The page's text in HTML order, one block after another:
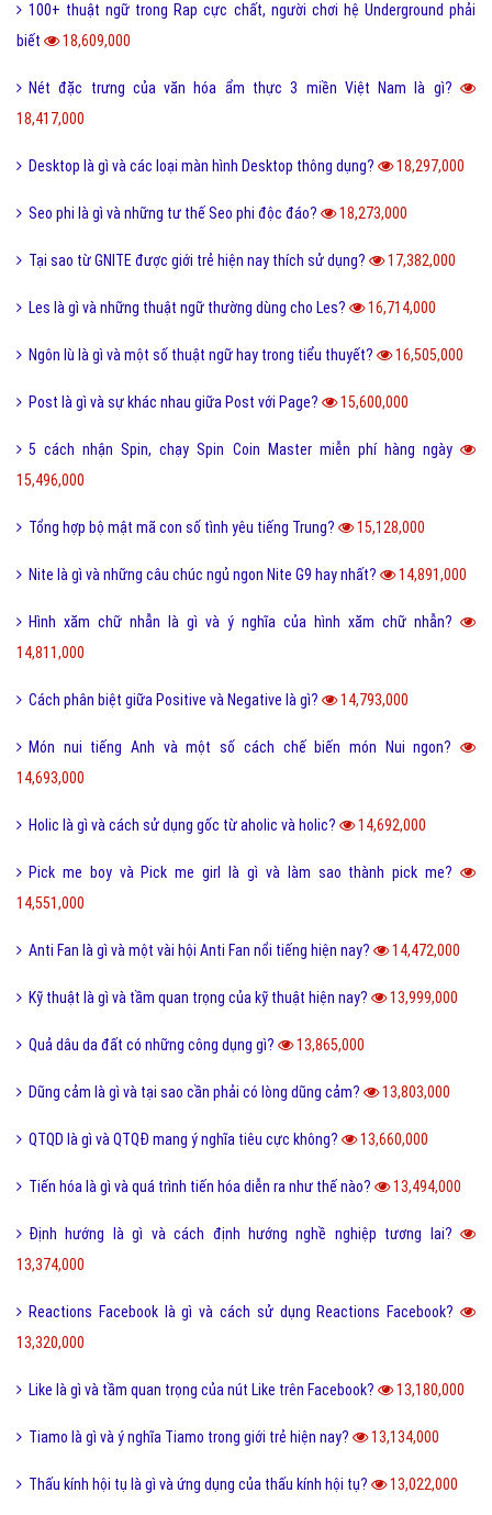
100+ thuật ngữ trong Rap cực chất, người chơi hệ Underground phải
biết
18,609,000
Nét đặc trưng của văn hóa ẩm thực 3 miền Việt Nam là gì?
18,417,000
Desktop là gì và các loại màn hình Desktop thông dụng? 18,297,000
Seo phi là gì và những tư thế Seo phi độc đáo? 18,273,000
Tại sao từ GNITE được giới trẻ hiện nay thích sử dụng? 17,382,000
Les là gì và những thuật ngữ thường dùng cho Les? 16,714,000
Ngôn lù là gì và một số thuật ngữ hay trong tiểu thuyết? 16,505,000
Post là gì và sự khác nhau giữa Post với Page? 15,600,000
5 cách nhận Spin, chạy Spin Coin Master miễn phí hàng ngày
15,496,000
Tổng hợp bộ mật mã con số tình yêu tiếng Trung? 15,128,000
Nite là gì và những câu chúc ngủ ngon Nite G9 hay nhất? 14,891,000
Hình xăm chữ nhẫn là gì và ý nghĩa của hình xăm chữ nhẫn?
14,811,000
Cách phân biệt giữa Positive và Negative là gì? 14,793,000
Món nui tiếng Anh và một số cách chế biến món Nui ngon?
14,693,000
Holic là gì và cách sử dụng gốc từ aholic và holic? 14,692,000
Pick me boy và Pick me girl là gì và làm sao thành pick me?
14,551,000
Anti Fan là gì và một vài hội Anti Fan nổi tiếng hiện nay? 14,472,000
Kỹ thuật là gì và tầm quan trọng của kỹ thuật hiện nay? 13,999,000
Quả dâu da đất có những công dụng gì? 13,865,000
Dũng cảm là gì và tại sao cần phải có lòng dũng cảm? 13,803,000
QTQD là gì và QTQĐ mang ý nghĩa tiêu cực không? 13,660,000
Tiến hóa là gì và quá trình tiến hóa diễn ra như thế nào? 13,494,000
Định hướng là gì và cách định hướng nghề nghiệp tương lai?
13,374,000
Reactions Facebook là gì và cách sử dụng Reactions Facebook?
13,320,000
Like là gì và tầm quan trọng của nút Like trên Facebook? 13,180,000
Tiamo là gì và ý nghĩa Tiamo trong giới trẻ hiện nay? 13,134,000
Thấu kính hội tụ là gì và ứng dụng của thấu kính hội tụ? 13,022,000